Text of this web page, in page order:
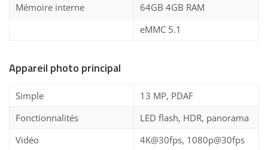
Mémoire interne
64GB 4GB RAM
eMMC 5.1
Appareil photo principal
Simple
13 MP, PDAF
Fonctionnalités
LED flash, HDR, panorama
Vidéo
4K@30fps, 1080p@30fps